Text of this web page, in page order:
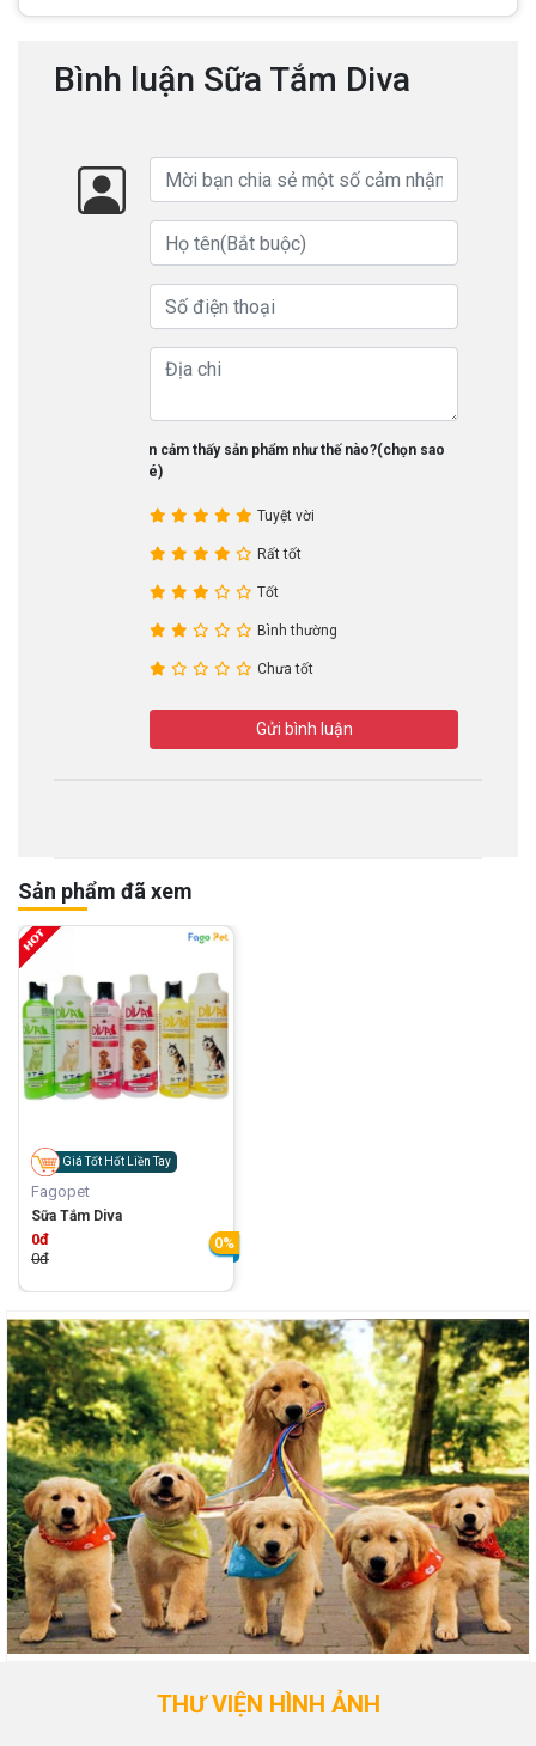
Bình luận Sữa Tắm Diva
Bạn cảm thấy sản phẩm như thế nào?(chọn sao
nhé)
Tuyệt vời
Rất tốt
Tốt
Bình thường
Chưa tốt
Gửi bình luận
Sản phẩm đã xem
Giá Tốt Hốt Liền Tay
Fagopet
Sữa Tắm Diva
0đ
0đ
0%
THƯ VIỆN HÌNH ẢNH